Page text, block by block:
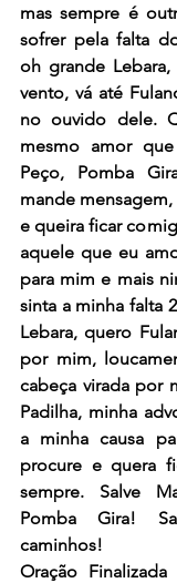
mas sempre é
sofrer pela falta
oh grande
vento, vá até
no ouvido dele.
mesmo amor
Peço, Pomba
mande
e queira ficar
aquele que eu
para mim e mais
sinta a minha falta
Lebara, quero
por mim,
cabeça virada por
Padilha, minha
a minha causa
procure e quera
sempre. Salve
Pomba Gira!
caminhos!
Oração